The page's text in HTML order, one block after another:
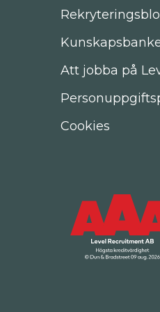
Att jobba på
Cookies